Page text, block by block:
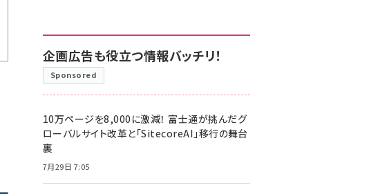
企画広告も役立つ情報バッチリ！
Sponsored
10万ページを8,000に激減！ 富士通が挑んだグ
ローバルサイト改革と「SitecoreAI」移行の舞台
裏
7月29日 7:05